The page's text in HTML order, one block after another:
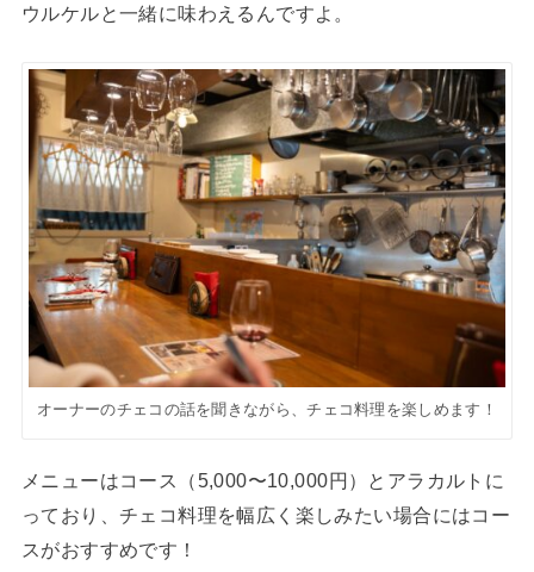
ウルケルと一緒に味わえるんですよ。
オーナーのチェコの話を聞きながら、チェコ料理を楽しめます！
メニューはコース（5,000〜10,000円）とアラカルトに
っており、チェコ料理を幅広く楽しみたい場合にはコー
スがおすすめです！